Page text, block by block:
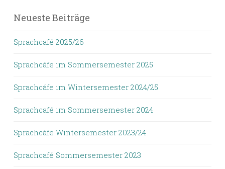
Neueste Beiträge
Sprachcafé 2025/26
Sprachcáfe im Sommersemester 2025
Sprachcáfe im Wintersemester 2024/25
Sprachcafé im Sommersemester 2024
Sprachcáfe Wintersemester 2023/24
Sprachcafé Sommersemester 2023